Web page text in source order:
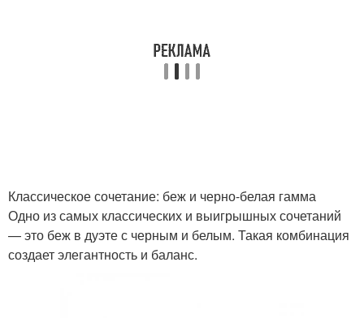
Классическое сочетание: беж и черно-белая гамма
Одно из самых классических и выигрышных сочетаний
— это беж в дуэте с черным и белым. Такая комбинация
создает элегантность и баланс.